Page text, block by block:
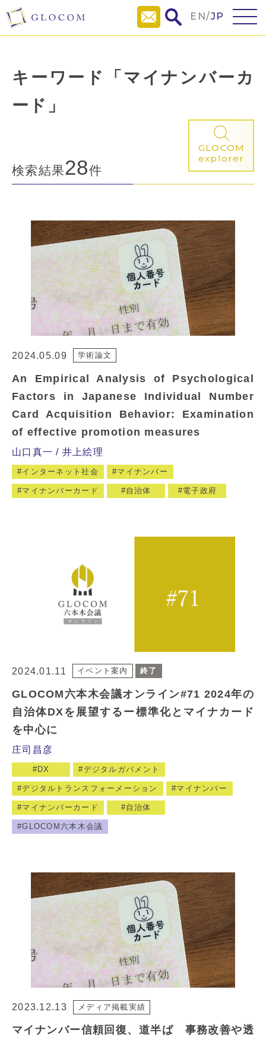
EN/JP
キーワード「マイナンバーカ
ード」
GLOCOM
explorer
検索結果28件
2024.05.09 学術論文
An Empirical Analysis of Psychological
Factors in Japanese Individual Number
Card Acquisition Behavior: Examination
of effective promotion measures
山口真一 井上絵理
インターネット社会 マイナンバー
マイナンバーカード 自治体 電子政府
2024.01.11 イベント案内 終了
GLOCOM六本木会議オンライン#71 2024年の
自治体DXを展望するー標準化とマイナカード
を中心に
庄司昌彦
DX デジタルガバメント
デジタルトランスフォーメーション マイナンバー
マイナンバーカード 自治体
GLOCOM六本木会議
2023.12.13 メディア掲載実績
マイナンバー信頼回復、道半ば 事務改善や透